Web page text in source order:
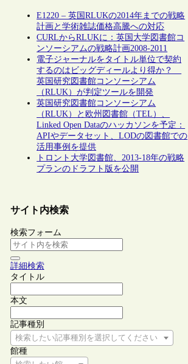
E1220 – 英国RLUKの2014年までの戦略
計画と学術雑誌価格高騰への対応
CURLからRLUKに：英国大学図書館コ
ンソーシアムの戦略計画2008-2011
電子ジャーナルをタイトル単位で契約
するのはビッグディールより得か？
英国研究図書館コンソーシアム
（RLUK）が判定ツールを開発
英国研究図書館コンソーシアム
（RLUK）と欧州図書館（TEL）、
Linked Open Dataのハッカソンを予定：
APIやデータセット、LODの図書館での
活用事例を提供
トロント大学図書館、2013-18年の戦略
プランのドラフト版を公開
サイト内検索
検索フォーム
詳細検索
タイトル
本文
記事種別
検索したい記事種別を選択してください
館種